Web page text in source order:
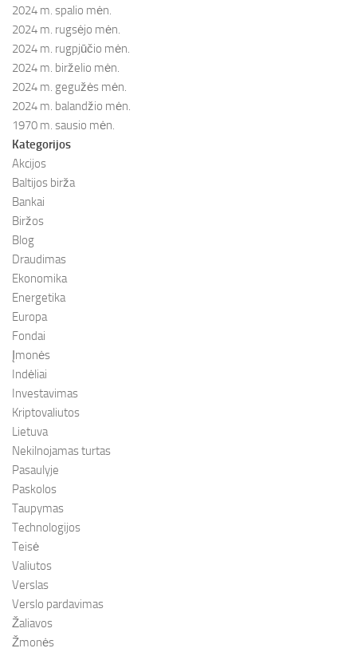
2024 m. spalio mėn.
2024 m. rugsėjo mėn.
2024 m. rugpjūčio mėn.
2024 m. birželio mėn.
2024 m. gegužės mėn.
2024 m. balandžio mėn.
1970 m. sausio mėn.
Kategorijos
Akcijos
Baltijos birža
Bankai
Biržos
Blog
Draudimas
Ekonomika
Energetika
Europa
Fondai
Įmonės
Indėliai
Investavimas
Kriptovaliutos
Lietuva
Nekilnojamas turtas
Pasaulyje
Paskolos
Taupymas
Technologijos
Teisė
Valiutos
Verslas
Verslo pardavimas
Žaliavos
Žmonės